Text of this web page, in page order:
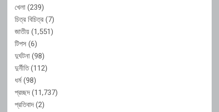
খেলা (239)
চিত্র বিচিত্র (7)
জাতীয় (1,551)
টিপস (6)
দুর্ঘটনা (98)
দুর্নীতি(112)
ধর্ম(98)
প্রচ্ছদ(11,737)
প্রতিবাদ(2)